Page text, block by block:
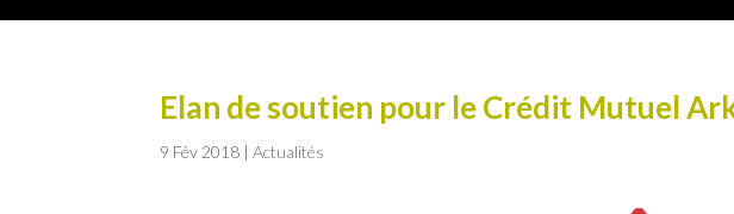
Elan de soutien pour le Crédit Mutuel
9 Fév 2018 |Actualités